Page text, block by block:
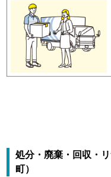
処分・廃棄・回収・
町）